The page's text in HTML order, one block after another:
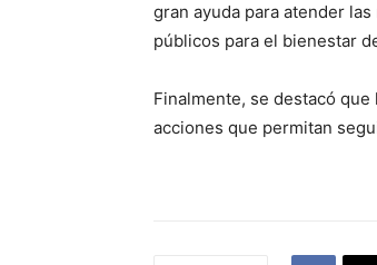
gran ayuda para atender
públicos para el bienestar
Finalmente, se destacó
acciones que permitan